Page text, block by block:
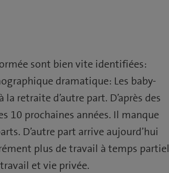
sont bien vite identifiées:
dramatique: Les baby-
retraite d’autre part. D’après des
10 prochaines années. Il manque
D’autre part arrive aujourd’hui
plus de travail à temps partiel
et vie privée.